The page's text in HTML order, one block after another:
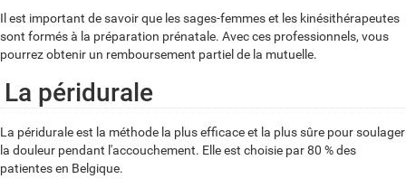
Il est important de savoir que les sages-femmes et les kinésithérapeutes
sont formés à la préparation prénatale. Avec ces professionnels, vous
pourrez obtenir un remboursement partiel de la mutuelle.
La péridurale
La péridurale est la méthode la plus efficace et la plus sûre pour soulager
la douleur pendant l'accouchement. Elle est choisie par 80 % des
patientes en Belgique.